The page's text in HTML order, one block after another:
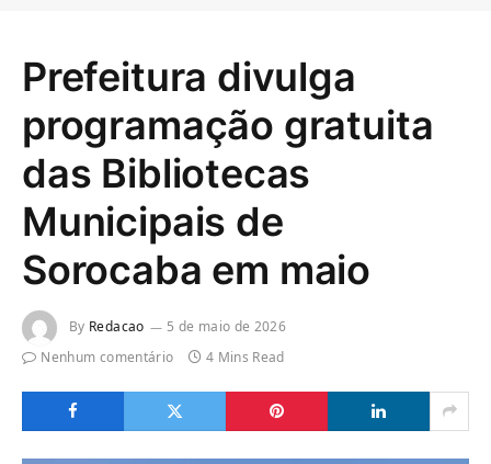
Prefeitura divulga
programação gratuita
das Bibliotecas
Municipais de
Sorocaba em maio
By Redacao
5 de maio de 2026
Nenhum comentário
4 Mins Read